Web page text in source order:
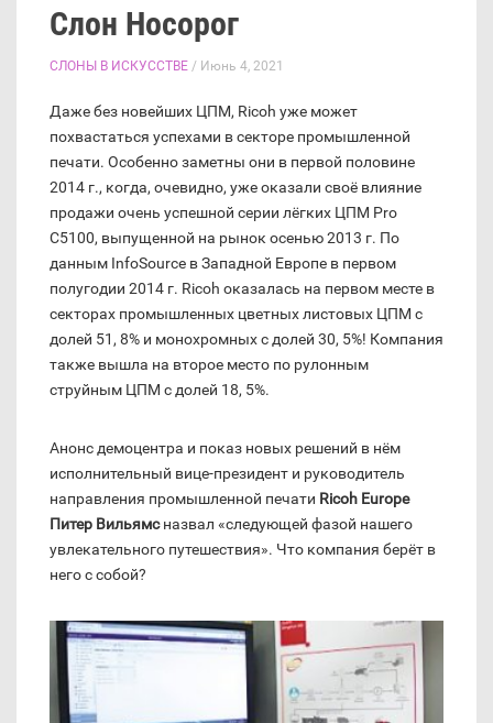
Слон Носорог
СЛОНЫ В ИСКУССТВЕ / Июнь 4, 2021
Даже без новейших ЦПМ, Ricoh уже может
похвастаться успехами в секторе промышленной
печати. Особенно заметны они в первой половине
2014 г., когда, очевидно, уже оказали своё влияние
продажи очень успешной серии лёгких ЦПМ Pro
C5100, выпущенной на рынок осенью 2013 г. По
данным InfoSource в Западной Европе в первом
полугодии 2014 г. Ricoh оказалась на первом месте в
секторах промышленных цветных листовых ЦПМ с
долей 51, 8% и монохромных с долей 30, 5%! Компания
также вышла на второе место по рулонным
струйным ЦПМ с долей 18, 5%.
Анонс демоцентра и показ новых решений в нём
исполнительный вице-президент и руководитель
направления промышленной печати Ricoh Europe
Питер Вильямсназвал «следующей фазой нашего
увлекательного путешествия». Что компания берёт в
него с собой?